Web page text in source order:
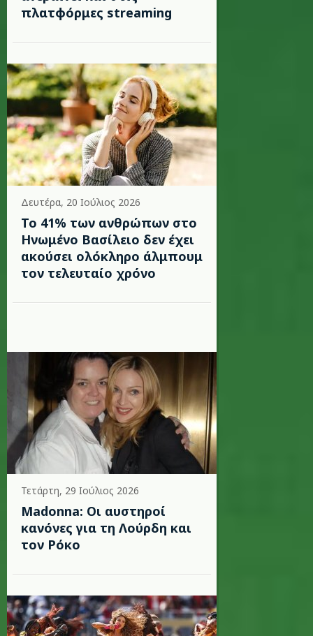
πλατφόρμες streaming
Δευτέρα, 20 Ιούλιος 2026
Το 41% των ανθρώπων στο
Ηνωμένο Βασίλειο δεν έχει
ακούσει ολόκληρο άλμπουμ
τον τελευταίο χρόνο
Τετάρτη, 29 Ιούλιος 2026
Madonna: Οι αυστηροί
κανόνες για τη Λούρδη και
τον Ρόκο